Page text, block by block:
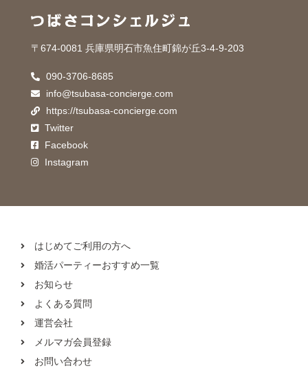
〒674-0081 兵庫県明石市魚住町錦が丘3-4-9-203
090-3706-8685
info@tsubasa-concierge.com
https://tsubasa-concierge.com
Twitter
Facebook
Instagram
はじめてご利用の方へ
婚活パーティーおすすめ一覧
お知らせ
よくある質問
運営会社
メルマガ会員登録
お問い合わせ